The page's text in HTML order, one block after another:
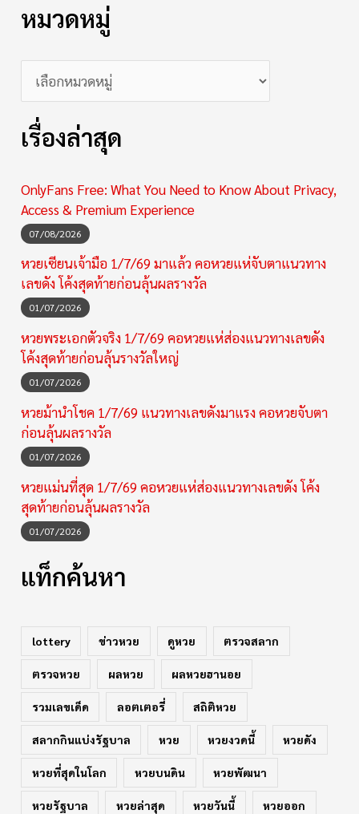
หมวดหมู่
เรื่องล่าสุด
OnlyFans Free: What You Need to Know About Privacy,
Access & Premium Experience
07/08/2026
หวยเซียนเจ้ามือ 1/7/69 มาแล้ว คอหวยแห่จับตาแนวทาง
เลขดัง โค้งสุดท้ายก่อนลุ้นผลรางวัล
01/07/2026
หวยพระเอกตัวจริง 1/7/69 คอหวยแห่ส่องแนวทางเลขดัง
โค้งสุดท้ายก่อนลุ้นรางวัลใหญ่
01/07/2026
หวยม้านำโชค 1/7/69 แนวทางเลขดังมาแรง คอหวยจับตา
ก่อนลุ้นผลรางวัล
01/07/2026
หวยแม่นที่สุด 1/7/69 คอหวยแห่ส่องแนวทางเลขดัง โค้ง
สุดท้ายก่อนลุ้นผลรางวัล
01/07/2026
แท็กค้นหา
lottery ข่าวหวย ดูหวย ตรวจสลาก
ตรวจหวย ผลหวย ผลหวยฮานอย
รวมเลขเด็ด ลอตเตอรี่ สถิติหวย
สลากกินแบ่งรัฐบาล หวย หวยงวดนี้ หวยดัง
หวยที่สุดในโลก หวยบนดิน หวยพัฒนา
หวยรัฐบาล หวยล่าสุด หวยวันนี้ หวยออก